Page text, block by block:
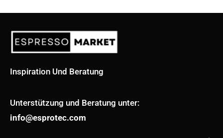
Inspiration Und Beratung
Unterstützung und Beratung unter:
info@esprotec.com